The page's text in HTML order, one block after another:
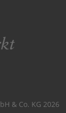
& Co. KG 2026